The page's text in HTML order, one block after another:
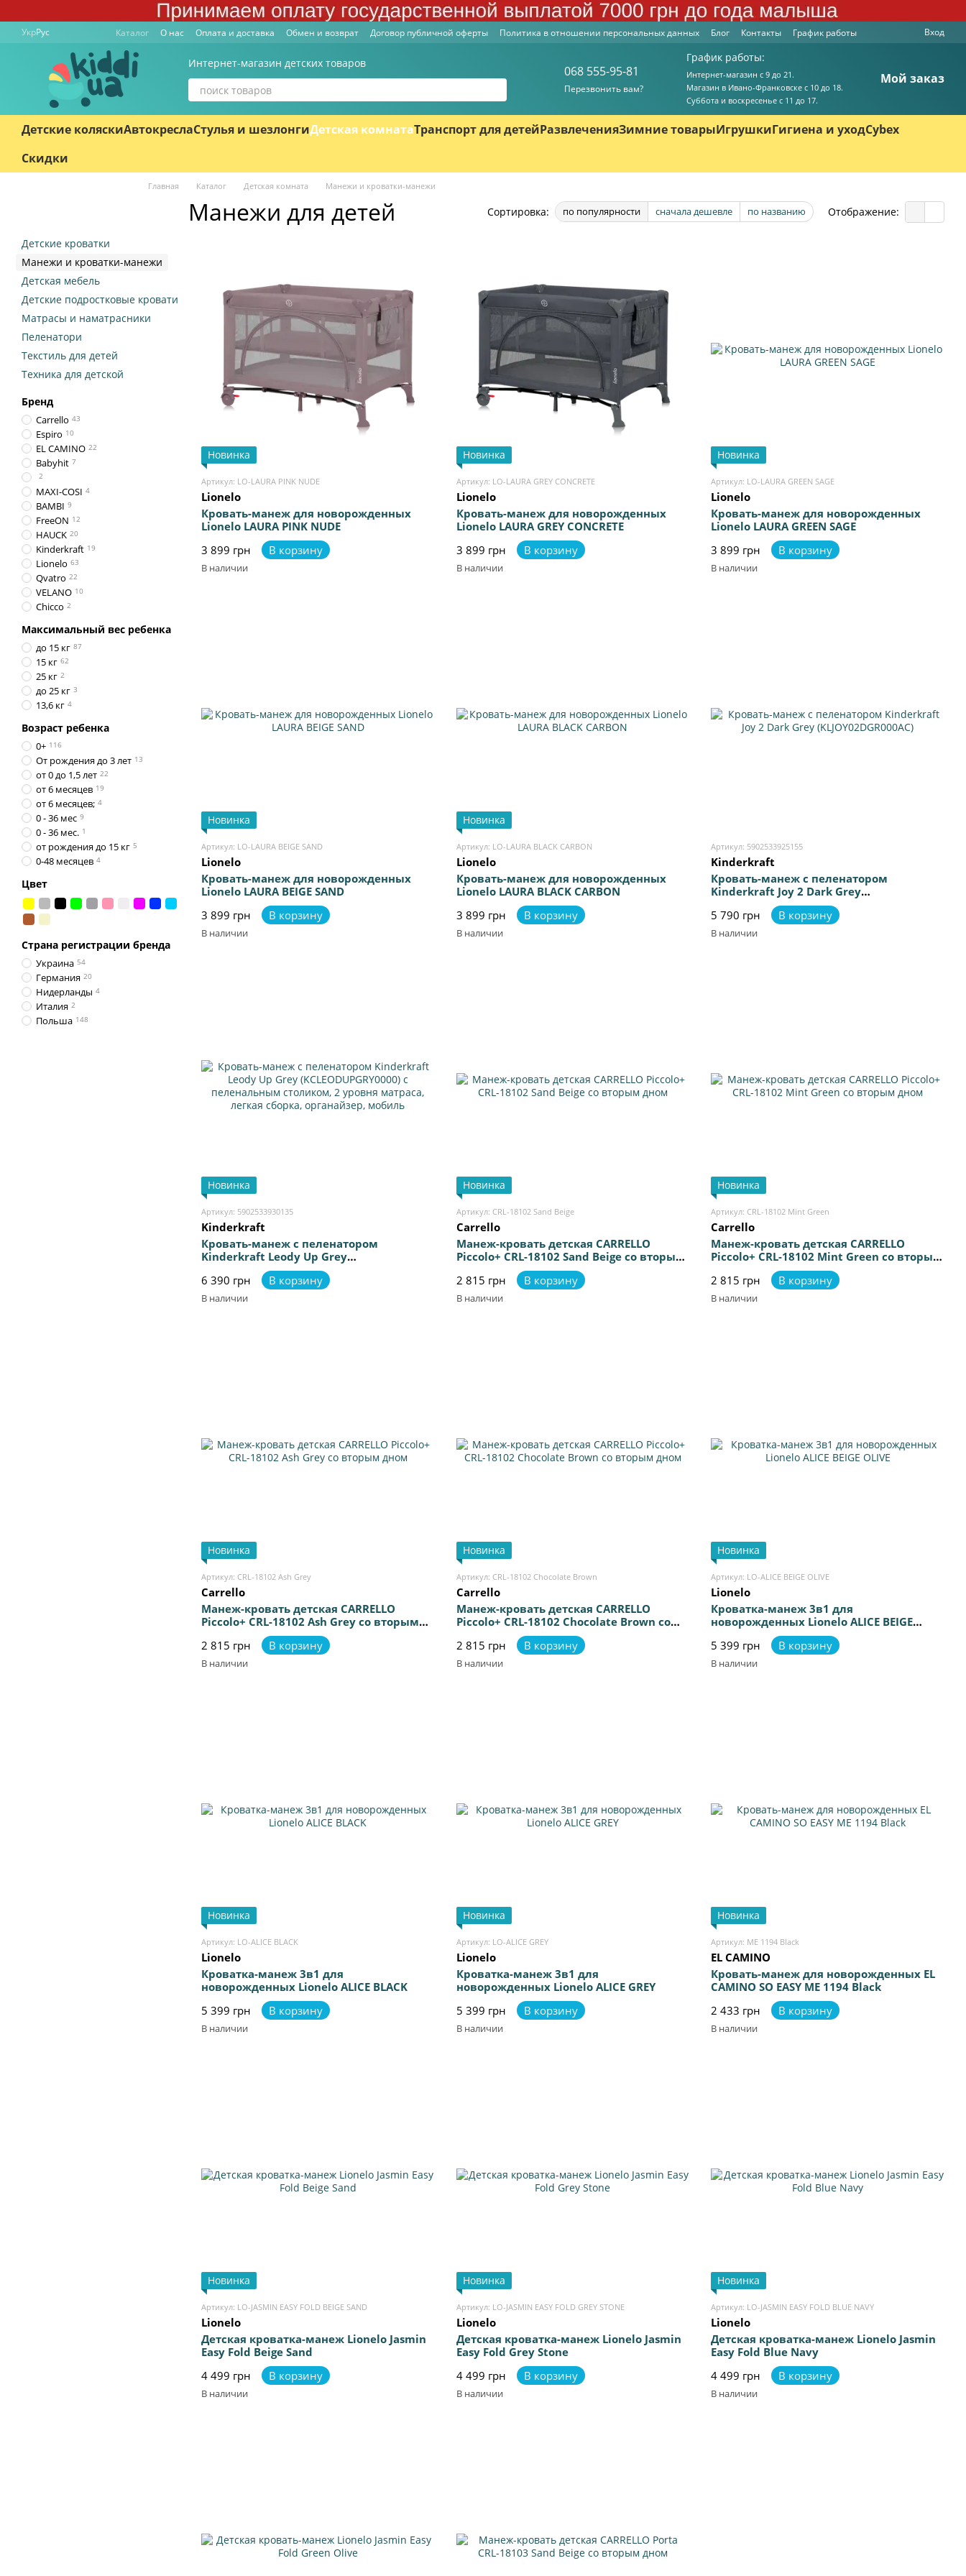
Перейти к основному контенту
УкрРус Каталог О нас Оплата и доставка Обмен и возврат Договор публичной оферты Политика в отношении персональных данных Блог Контакты График работы Вход
Интернет-магазин детских товаров
068 555-95-81
Перезвонить вам?
График работы:
Интернет-магазин с 9 до 21.
Магазин в Ивано-Франковске с 10 до 18.
Суббота и воскресенье с 11 до 17.
Мой заказ
Детские коляскиАвтокреслаСтулья и шезлонгиДетская комнатаТранспорт для детейРазвлеченияЗимние товарыИгрушкиГигиена и уходCybex
Скидки
Главная Каталог Детская комната Манежи и кроватки-манежи
Манежи для детей Сортировка: по популярности сначала дешевле по названию Отображение:
Новинка
Артикул: LO-LAURA PINK NUDE
Lionelo
Кровать-манеж для новорожденных
Lionelo LAURA PINK NUDE
3 899 грн
В корзину
В наличии
Новинка
Артикул: LO-LAURA GREY CONCRETE
Lionelo
Кровать-манеж для новорожденных
Lionelo LAURA GREY CONCRETE
3 899 грн
В корзину
В наличии
Новинка
Артикул: LO-LAURA GREEN SAGE
Lionelo
Кровать-манеж для новорожденных
Lionelo LAURA GREEN SAGE
3 899 грн
В корзину
В наличии
Новинка
Артикул: LO-LAURA BEIGE SAND
Lionelo
Кровать-манеж для новорожденных
Lionelo LAURA BEIGE SAND
3 899 грн
В корзину
В наличии
Новинка
Артикул: LO-LAURA BLACK CARBON
Lionelo
Кровать-манеж для новорожденных
Lionelo LAURA BLACK CARBON
3 899 грн
В корзину
В наличии
Артикул: 5902533925155
Kinderkraft
Кровать-манеж с пеленатором
Kinderkraft Joy 2 Dark Grey
(KLJOY02DGR000AC)
5 790 грн В корзину
В наличии
Новинка
Артикул: 5902533930135
Kinderkraft
Кровать-манеж с пеленатором
Kinderkraft Leody Up Grey
(KCLEODUPGRY0000) с пеленальным
столиком, 2 уровня матраса, легкая
сборка, органайзер, мобиль
6 390 грн В корзину
В наличии
Новинка
Артикул: CRL-18102 Sand Beige
Carrello
Манеж-кровать детская CARRELLO
Piccolo+ CRL-18102 Sand Beige со вторым
2 815 грн В корзину
В наличии
Новинка
Артикул: CRL-18102 Mint Green
Carrello
Манеж-кровать детская CARRELLO
Piccolo+ CRL-18102 Mint Green со вторым
2 815 грн В корзину
В наличии
Новинка
Артикул: CRL-18102 Ash Grey
Carrello
Манеж-кровать детская CARRELLO
Piccolo+ CRL-18102 Ash Grey со вторым
2 815 грн В корзину
В наличии
Новинка
Артикул: CRL-18102 Chocolate Brown
Carrello
Манеж-кровать детская CARRELLO
Piccolo+ CRL-18102 Chocolate Brown со
вторым дном
2 815 грн В корзину
В наличии
Новинка
Артикул: LO-ALICE BEIGE OLIVE
Lionelo
Кроватка-манеж 3в1 для
новорожденных Lionelo ALICE BEIGE
5 399 грн В корзину
В наличии
Новинка
Артикул: LO-ALICE BLACK
Lionelo
Кроватка-манеж 3в1 для
новорожденных Lionelo ALICE BLACK
5 399 грн
В корзину
В наличии
Новинка
Артикул: LO-ALICE GREY
Lionelo
Кроватка-манеж 3в1 для
новорожденных Lionelo ALICE GREY
5 399 грн
В корзину
В наличии
Новинка
Артикул: ME 1194 Black
EL CAMINO
Кровать-манеж для новорожденных EL
CAMINO SO EASY ME 1194 Black
2 433 грн
В корзину
В наличии
Новинка
Артикул: LO-JASMIN EASY FOLD BEIGE SAND
Lionelo
Детская кроватка-манеж Lionelo Jasmin
Easy Fold Beige Sand
4 499 грн
В корзину
В наличии
Новинка
Артикул: LO-JASMIN EASY FOLD GREY STONE
Lionelo
Детская кроватка-манеж Lionelo Jasmin
Easy Fold Grey Stone
4 499 грн
В корзину
В наличии
Новинка
Артикул: LO-JASMIN EASY FOLD BLUE NAVY
Lionelo
Детская кроватка-манеж Lionelo Jasmin
Easy Fold Blue Navy
4 499 грн
В корзину
В наличии
Детские кроватки
Манежи и кроватки-манежи
Детская мебель
Детские подростковые кровати
Матрасы и наматрасники
Пеленатори
Текстиль для детей
Техника для детской
Бренд
Carrello 43
Espiro 10
EL CAMINO 22
Babyhit 7
2
MAXI-COSI 4
BAMBI 9
FreeON 12
HAUCK 20
Kinderkraft 19
Lionelo 63
Qvatro 22
VELANO 10
Chicco 2
Максимальный вес ребенка
до 15 кг 87
15 кг 62
25 кг 2
до 25 кг 3
13,6 кг 4
Возраст ребенка
0+ 116
От рождения до 3 лет 13
от 0 до 1,5 лет 22
от 6 месяцев 19
от 6 месяцев; 4
0 - 36 мес 9
0 - 36 мес. 1
от рождения до 15 кг 5
0-48 месяцев 4
Цвет
Страна регистрации бренда
Украина 54
Германия 20
Нидерланды 4
Италия 2
Польша 148